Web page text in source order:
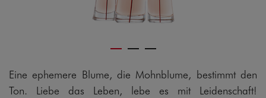
Eine ephemere Blume, die Mohnblume, bestimmt den
Ton. Liebe das Leben, lebe es mit Leidenschaft!